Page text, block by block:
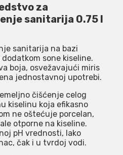
za
sanitarija 0.75 l
sanitarija na bazi
sone kiseline.
boja, osvežavajući miris
jednostavnoj upotrebi.
čišćenje celog
kiselinu koja efikasno
ne oštećuje porcelan,
otporne na kiseline.
pH vrednosti, lako
čak i u tvrdoj vodi.